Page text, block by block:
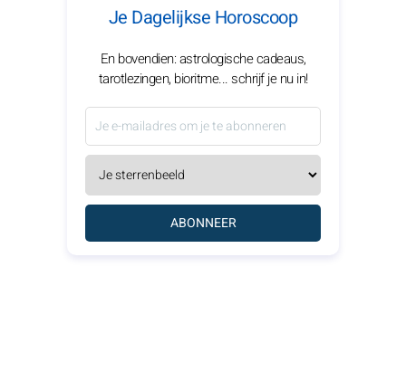
Je Dagelijkse Horoscoop
En bovendien: astrologische cadeaus,
tarotlezingen, bioritme... schrijf je nu in!
ABONNEER